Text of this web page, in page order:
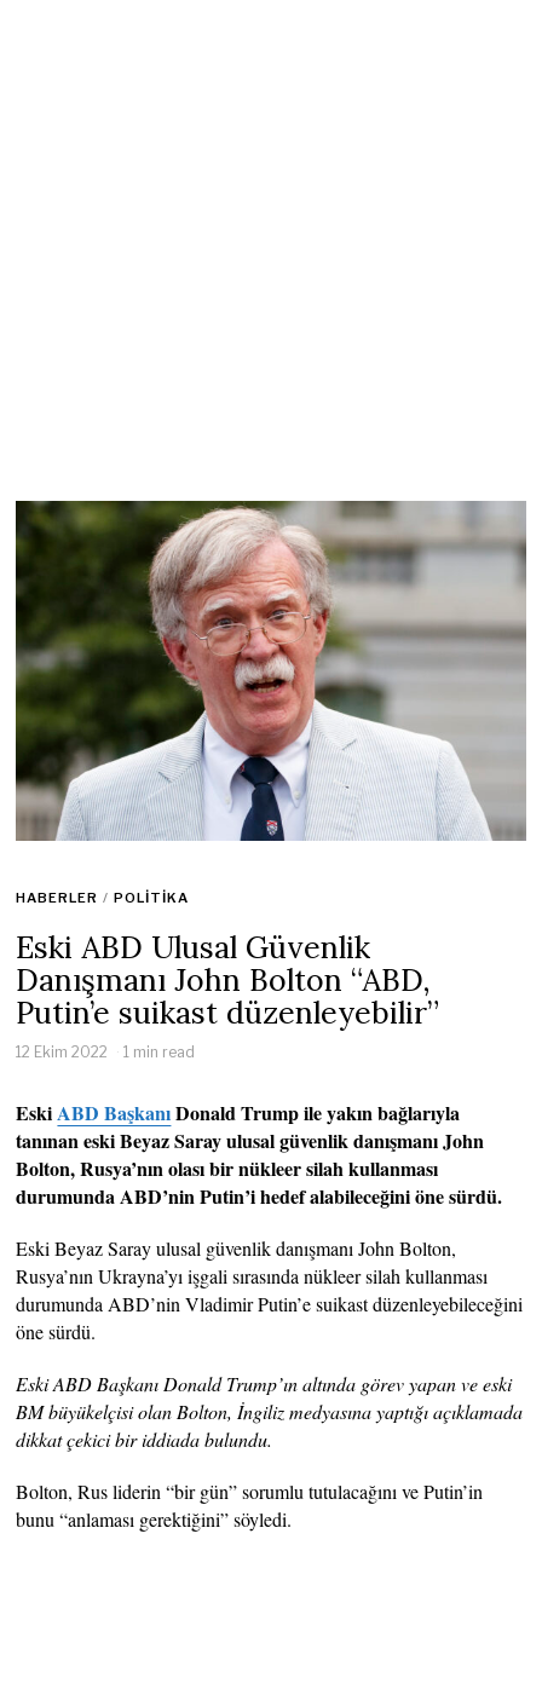
HABERLER / POLITIKA
Eski ABD Ulusal Güvenlik
Danışmanı John Bolton “ABD,
Putin’e suikast düzenleyebilir”
12 Ekim 2022 1 min read
EskiABD BaşkanıDonald Trump ile yakın bağlarıyla
tanınan eski Beyaz Saray ulusal güvenlik danışmanı John
Bolton, Rusya’nın olası bir nükleer silah kullanması
durumunda ABD’nin Putin’i hedef alabileceğini öne sürdü.
Eski Beyaz Saray ulusal güvenlik danışmanı John Bolton,
Rusya’nın Ukrayna’yı işgali sırasında nükleer silah kullanması
durumunda ABD’nin Vladimir Putin’e suikast düzenleyebileceğini
öne sürdü.
Eski ABD Başkanı Donald Trump’ın altında görev yapan ve eski
BM büyükelçisi olan Bolton, İngiliz medyasına yaptığı açıklamada
dikkat çekici bir iddiada bulundu.
Bolton, Rus liderin “bir gün” sorumlu tutulacağını ve Putin’in
bunu “anlaması gerektiğini” söyledi.